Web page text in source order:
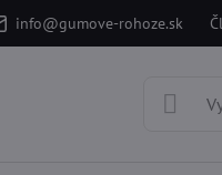
info@gumove-rohoze.sk